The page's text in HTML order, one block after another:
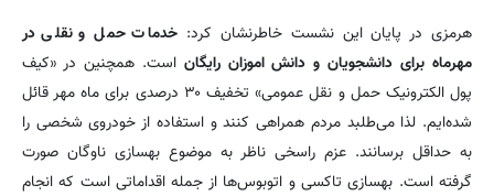
هرمزی در پایان این نشست خاطرنشان کرد: خدمات حمل و نقلی در
مهرماه برای دانشجویان و دانش اموزان رایگاناست. همچنین در «کیف
پول الکترونیک حمل و نقل عمومی» تخفیف ۳۰ درصدی برای ماه مهر قائل
شده‌ایم. لذا می‌طلبد مردم همراهی کنند و استفاده از خودروی شخصی را
به حداقل برسانند. عزم راسخی ناظر به موضوع بهسازی ناوگان صورت
گرفته است. بهسازی تاکسی و اتوبوس‌ها از جمله اقداماتی است که انجام